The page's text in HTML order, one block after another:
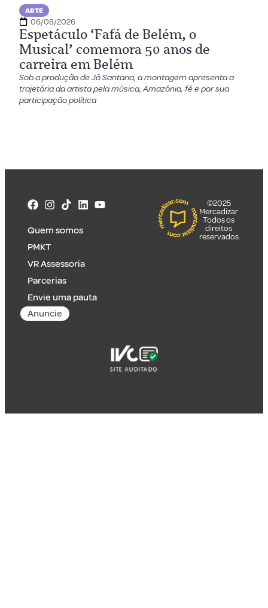
ARTE
06/08/2026
Espetáculo ‘Fafá de Belém, o
Musical’ comemora 50 anos de
carreira em Belém
Sob a produção de Jô Santana, a montagem apresenta a
trajetória da artista pela música, Amazônia, fé e por sua
participação política
Quem somos
PMKT
VR Assessoria
Parcerias
Envie uma pauta
Anuncie
©2025
Mercadizar
Todos os
direitos
reservados